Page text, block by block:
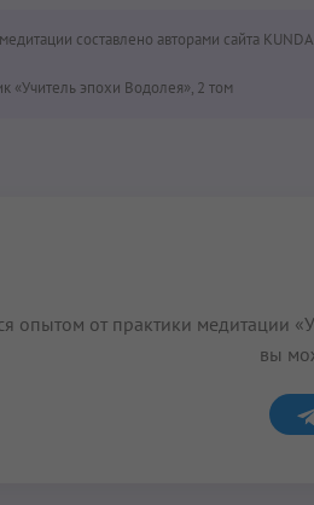
составлено авторами сайта
«Учитель эпохи Водолея», 2 том
опытом от практики медитации
вы